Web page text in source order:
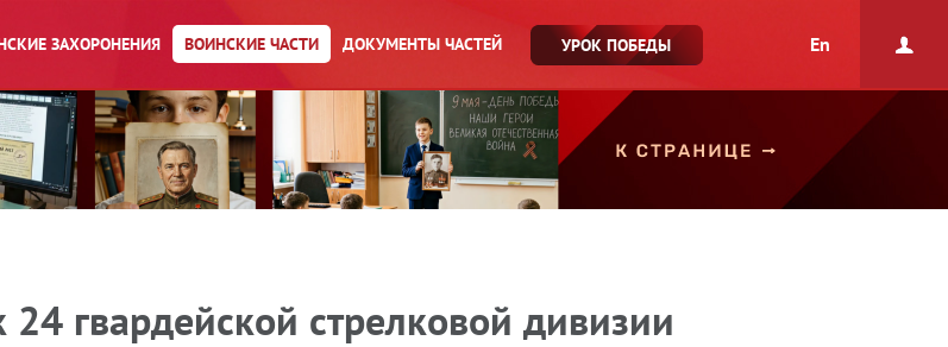
ЗАХОРОНЕНИЯ ВОИНСКИЕ ЧАСТИ ДОКУМЕНТЫ ЧАСТЕЙ УРОК ПОБЕДЫ En
гвардейской стрелковой дивизии